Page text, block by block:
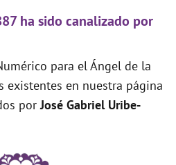
ha sido canalizado por
para el Ángel de la
existentes en nuestra página
porJosé Gabriel Uribe-